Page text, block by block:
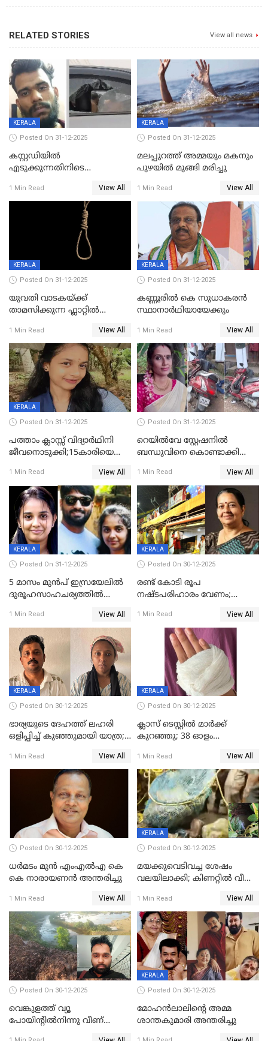
RELATED STORIES View all news
KERALA
Posted On 31-12-2025
കസ്റ്റഡിയിൽ
എടുക്കുന്നതിനിടെ
വധശ്രമക്കേസ് പ്രതി പിടിയിൽ
1 Min Read View All
KERALA
Posted On 31-12-2025
മലപ്പുറത്ത് അമ്മയും മകനും
പുഴയിൽ മുങ്ങി മരിച്ചു
1 Min Read View All
KERALA
Posted On 31-12-2025
യുവതി വാടകയ്ക്ക്
താമസിക്കുന്ന ഫ്ലാറ്റില്‍
സംഭവം കൈതപ്പൊയിലില്‍
1 Min Read View All
KERALA
Posted On 31-12-2025
കണ്ണൂരിൽ കെ സുധാകരൻ
സ്ഥാനാർഥിയായേക്കും
1 Min Read View All
KERALA
Posted On 31-12-2025
പത്താം ക്ലാസ്സ് വിദ്യാര്‍ഥിനി
ജീവനൊടുക്കി;15കാരിയെ
കിടപ്പുമുറിയില്‍ തൂങ്ങി മരിച്ച
നിലയിൽ
1 Min Read View All
Posted On 31-12-2025
റെയിൽവേ സ്റ്റേഷനിൽ
ബന്ധുവിനെ കൊണ്ടാക്കി
ലോറി സ്കൂട്ടറിൽ ഇടിച്ചു :
യുവതിക്ക് ദാരുണാന്ത്യം
1 Min Read View All
KERALA
Posted On 31-12-2025
5 മാസം മുൻപ് ഇസ്രയേലിൽ
ദുരൂഹസാഹചര്യത്തിൽ
മലയാളി യുവാവിന്റെ ഭാര്യയും
മരിച്ചു
1 Min Read View All
KERALA
Posted On 30-12-2025
രണ്ട് കോടി രൂപ
നഷ്ടപരിഹാരം വേണം;
നോട്ടീസയച്ച് ഉമാ തോമസ്
1 Min Read View All
KERALA
Posted On 30-12-2025
ഭാര്യയുടെ ദേഹത്ത് ലഹരി
ഒളിപ്പിച്ച് കുഞ്ഞുമായി യാത്ര;
പിടികൂടി പൊലീസ്
1 Min Read View All
KERALA
Posted On 30-12-2025
ക്ലാസ് ടെസ്റ്റിൽ മാർക്ക്
കുറഞ്ഞു; 38 ഓളം
സെന്ററിലെ അധ്യാപകന്‍
മർദിച്ചതായി പരാതി
1 Min Read View All
Posted On 30-12-2025
ധർമടം മുൻ എംഎല്‍എ കെ
കെ നാരായണന്‍ അന്തരിച്ചു
1 Min Read View All
KERALA
Posted On 30-12-2025
മയക്കുവെടിവച്ച ശേഷം
വലയിലാക്കി; കിണറ്റിൽ വീണ
1 Min Read View All
Posted On 30-12-2025
വെങ്കുളത്ത് വ്യൂ
പോയിന്റിൽനിന്നു വീണ്
KERALA
Posted On 30-12-2025
മോഹന്‍ലാലിന്‍റെ അമ്മ
ശാന്തകുമാരി അന്തരിച്ചു